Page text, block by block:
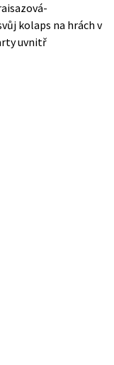
kolaps na hrách v
uvnitř